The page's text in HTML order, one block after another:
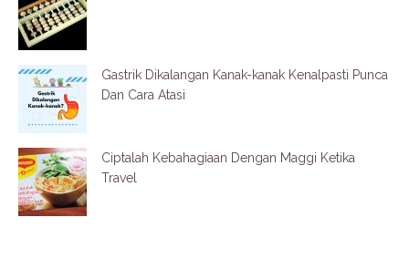
Gastrik Dikalangan Kanak-kanak Kenalpasti Punca
Dan Cara Atasi
Ciptalah Kebahagiaan Dengan Maggi Ketika
Travel